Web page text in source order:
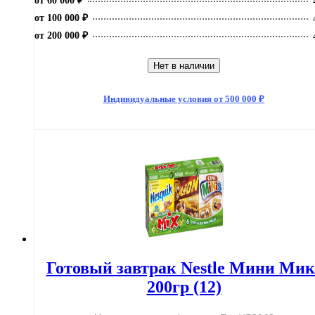
от 100 000 ₽
от 200 000 ₽
Нет в наличии
Индивидуальные условия от 500 000 ₽
Готовый завтрак Nestle Мини
200гр (12)